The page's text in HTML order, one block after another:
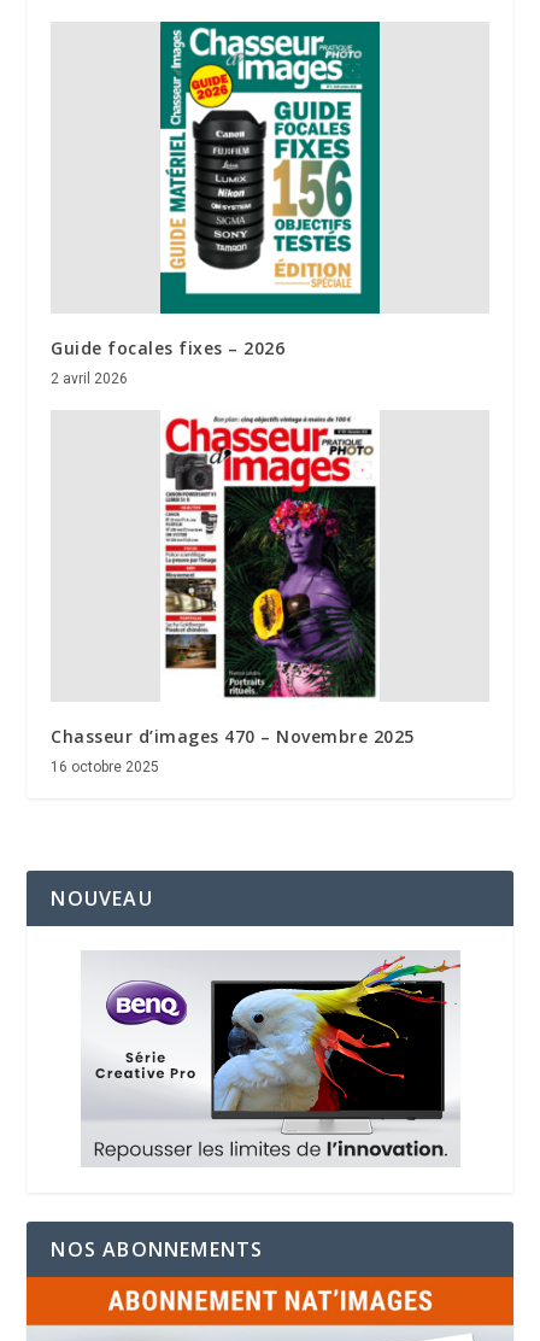
Guide focales fixes – 2026
2 avril 2026
Chasseur d’images 470 – Novembre 2025
16 octobre 2025
NOUVEAU
NOS ABONNEMENTS